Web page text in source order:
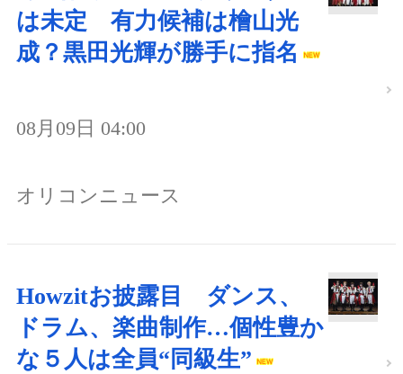
は未定 有力候補は檜山光
成？黒田光輝が勝手に指名
08月09日 04:00
オリコンニュース
Howzitお披露目 ダンス、
ドラム、楽曲制作…個性豊か
な５人は全員“同級生”